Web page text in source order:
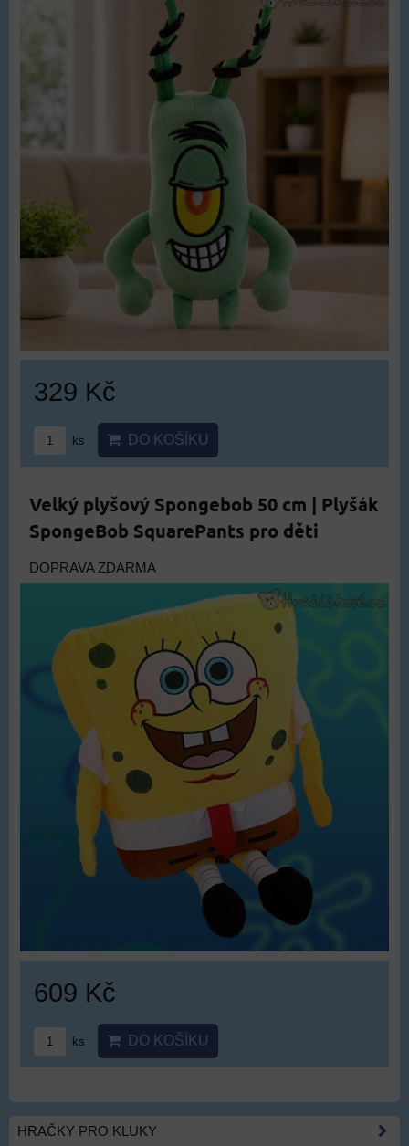
329 Kč
ks DO KOŠÍKU
Velký plyšový Spongebob 50 cm | Plyšák
SpongeBob SquarePants pro děti
DOPRAVA ZDARMA
609 Kč
ks DO KOŠÍKU
HRAČKY PRO KLUKY